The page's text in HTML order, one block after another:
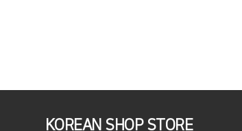
KOREAN SHOP STORE